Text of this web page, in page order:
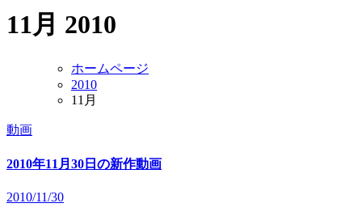
11月 2010
ホームページ
2010
11月
動画
2010年11月30日の新作動画
2010/11/30